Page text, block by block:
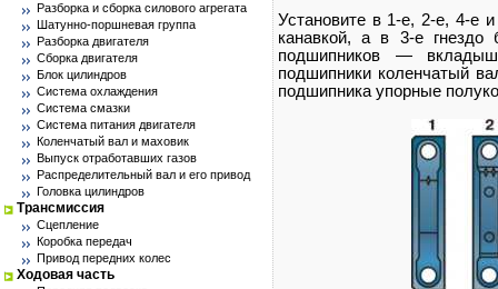
Разборка и сборка силового агрегата
Шатунно-поршневая группа
Разборка двигателя
Сборка двигателя
Блок цилиндров
Система охлаждения
Система смазки
Система питания двигателя
Коленчатый вал и маховик
Выпуск отработавших газов
Распределительный вал и его привод
Головка цилиндров
Трансмиссия
Сцепление
Коробка передач
Привод передних колес
Ходовая часть
Установите в 1-е, 2-е, 4-е
канавкой, а в 3-е
подшипников —
подшипники коленчатый
подшипника упорные